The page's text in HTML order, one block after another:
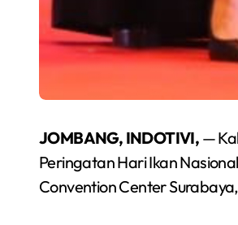
JOMBANG, INDOTIVI, —
Peringatan Hari Ikan
Convention Center